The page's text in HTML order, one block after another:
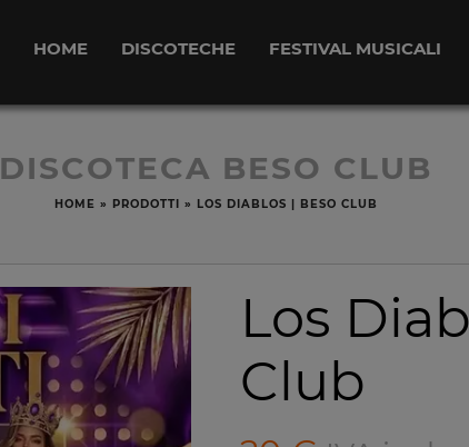
HOME DISCOTECHE FESTIVAL MUSICALI
DISCOTECA BESO CLUB
HOME » PRODOTTI » LOS DIABLOS | BESO CLUB
Los
Club